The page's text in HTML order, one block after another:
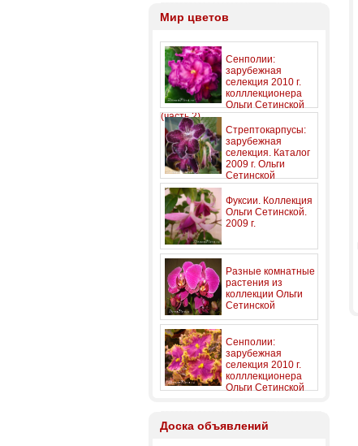
Мир цветов
Сенполии:
зарубежная
селекция 2010 г.
колллекционера
Ольги Сетинской
(часть 2)
Стрептокарпусы:
зарубежная
селекция. Каталог
2009 г. Ольги
Сетинской
Фуксии. Коллекция
Ольги Сетинской.
2009 г.
Разные комнатные
растения из
коллекции Ольги
Сетинской
Сенполии:
зарубежная
селекция 2010 г.
колллекционера
Ольги Сетинской
Доска объявлений